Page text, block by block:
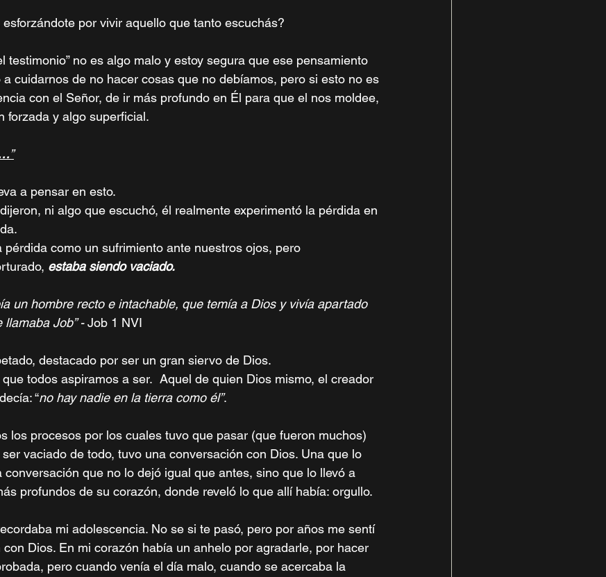
por vivir aquello que tanto escuchás?
testimonio” no es algo malo y estoy segura que ese pensamiento
cuidarnos de no hacer cosas que no debíamos, pero si esto no es
con el Señor, de ir más profundo en Él para que el nos moldee,
forzada y algo superficial.
”
a pensar en esto.
ni algo que escuchó, él realmente experimentó la pérdida en
pérdida como un sufrimiento ante nuestros ojos, pero
estaba siendo vaciado.
un hombre recto e intachable, que temía a Dios y vivía apartado
Job” - Job 1 NVI
destacado por ser un gran siervo de Dios.
todos aspiramos a ser.  Aquel de quien Dios mismo, el creador
“no hay nadie en la tierra como él”.
los procesos por los cuales tuvo que pasar (que fueron muchos)
vaciado de todo, tuvo una conversación con Dios. Una que lo
conversación que no lo dejó igual que antes, sino que lo llevó a
profundos de su corazón, donde reveló lo que allí había: orgullo.
mi adolescencia. No se si te pasó, pero por años me sentí
Dios. En mi corazón había un anhelo por agradarle, por hacer
pero cuando venía el día malo, cuando se acercaba la